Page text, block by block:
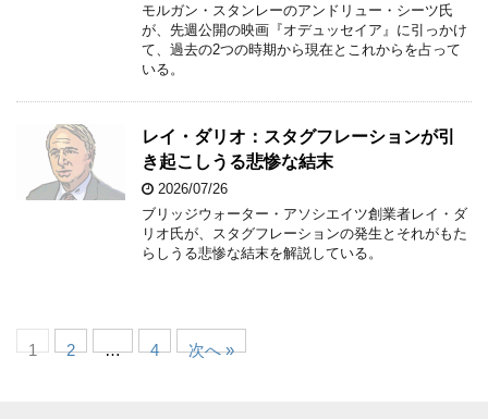
モルガン・スタンレーのアンドリュー・シーツ氏
が、先週公開の映画『オデュッセイア』に引っかけ
て、過去の2つの時期から現在とこれからを占って
いる。
レイ・ダリオ：スタグフレーションが引
き起こしうる悲惨な結末
2026/07/26
ブリッジウォーター・アソシエイツ創業者レイ・ダ
リオ氏が、スタグフレーションの発生とそれがもた
らしうる悲惨な結末を解説している。
1 2 … 4 次へ »